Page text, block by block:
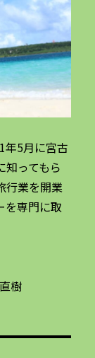
年5月に宮古
知ってもら
行業を開業
を専門に取
樹